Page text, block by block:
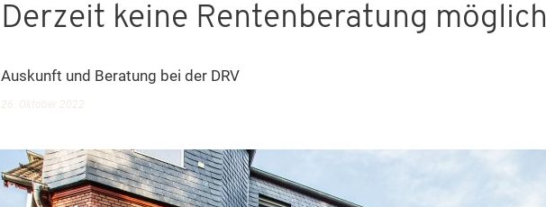
Derzeit keine Rentenberatung möglich
Auskunft und Beratung bei der DRV
26. Oktober 2022